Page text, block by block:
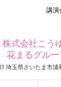
講演
株式会社こう
花まるグル
埼玉県さいたま市